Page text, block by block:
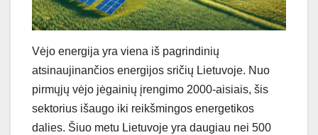
Vėjo energija yra viena iš pagrindinių
atsinaujinančios energijos sričių Lietuvoje. Nuo
pirmųjų vėjo jėgainių įrengimo 2000-aisiais, šis
sektorius išaugo iki reikšmingos energetikos
dalies. Šiuo metu Lietuvoje yra daugiau nei 500